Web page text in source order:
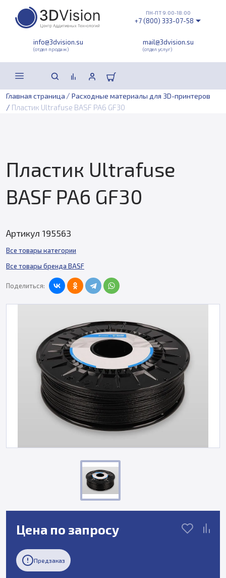
info@3dvision.su
(отдел продаж)
mail@3dvision.su
(отдел услуг)
ПН-ПТ 9:00-18:00
+7 (800) 333-07-58
Главная страница / Расходные материалы для 3D-принтеров
/ Пластик Ultrafuse BASF PA6 GF30
Пластик Ultrafuse
BASF PA6 GF30
Артикул 195563
Все товары категории
Все товары бренда BASF
Поделиться:
Цена по запросу
Предзаказ